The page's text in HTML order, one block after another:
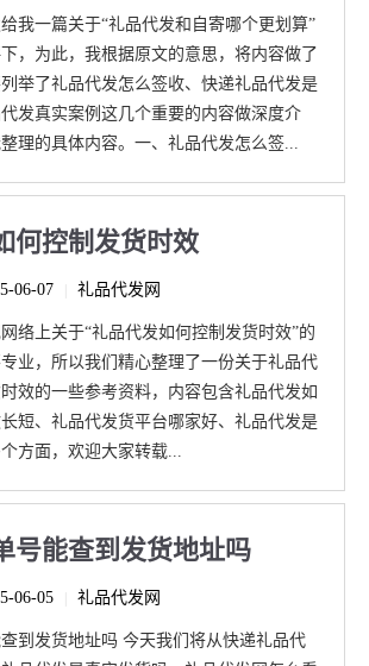
我一篇关于“礼品代发和自寄哪个更划算”
，为此，我根据原文的意思，将内容做了
举了礼品代发怎么签收、快递礼品代发是
发真实案例这几个重要的内容做深度介
理的具体内容。一、礼品代发怎么签...
何控制发货时效
06-07 礼品代发网
络上关于“礼品代发如何控制发货时效”的
业，所以我们精心整理了一份关于礼品代
效的一些参考资料，内容包含礼品代发如
短、礼品代发货平台哪家好、礼品代发是
方面，欢迎大家转载...
号能查到发货地址吗
06-05 礼品代发网
到发货地址吗 今天我们将从快递礼品代